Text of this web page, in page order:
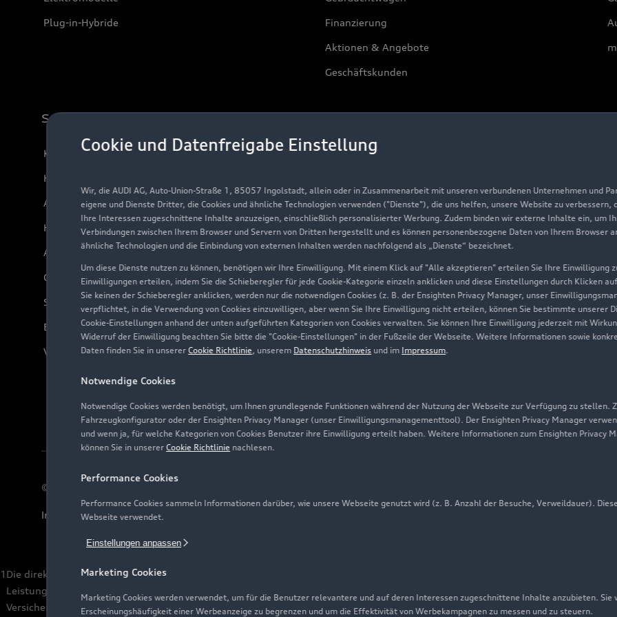
Cookie und Datenfreigabe Einstellung
Wir, die AUDI AG, Auto-Union-Straße 1, 85057 Ingolstadt, allein oder in Zusammenarbeit mit unseren verbundenen Unternehmen und
eigene und Dienste Dritter, die Cookies und ähnliche Technologien verwenden ("Dienste"), die uns helfen, unsere Website zu
Ihre Interessen zugeschnittene Inhalte anzuzeigen, einschließlich personalisierter Werbung. Zudem binden wir externe Inhalte ein, um
Verbindungen zwischen Ihrem Browser und Servern von Dritten hergestellt und es können personenbezogene Daten von Ihrem Browser
ähnliche Technologien und die Einbindung von externen Inhalten werden nachfolgend als „Dienste“ bezeichnet.
Um diese Dienste nutzen zu können, benötigen wir Ihre Einwilligung. Mit einem Klick auf "Alle akzeptieren" erteilen Sie Ihre Einwilligung
Einwilligungen erteilen, indem Sie die Schieberegler für jede Cookie-Kategorie einzeln anklicken und diese Einstellungen durch Klicken
Sie keinen der Schieberegler anklicken, werden nur die notwendigen Cookies (z. B. der Ensighten Privacy Manager, unser
verpflichtet, in die Verwendung von Cookies einzuwilligen, aber wenn Sie Ihre Einwilligung nicht erteilen, können Sie bestimmte unserer
Cookie-Einstellungen anhand der unten aufgeführten Kategorien von Cookies verwalten. Sie können Ihre Einwilligung jederzeit mit
Widerruf der Einwilligung beachten Sie bitte die "Cookie-Einstellungen" in der Fußzeile der Webseite. Weitere Informationen sowie
Daten finden Sie in unsererCookie Richtlinie, unserem Datenschutzhinweis und im Impressum.
Notwendige Cookies
Notwendige Cookies werden benötigt, um Ihnen grundlegende Funktionen während der Nutzung der Webseite zur Verfügung zu stellen.
Fahrzeugkonfigurator oder der Ensighten Privacy Manager (unser Einwilligungsmanagementtool). Der Ensighten Privacy Manager
und wenn ja, für welche Kategorien von Cookies Benutzer ihre Einwilligung erteilt haben. Weitere Informationen zum Ensighten Privacy
können Sie in unsererCookie Richtlinie nachlesen.
Performance Cookies
Performance Cookies sammeln Informationen darüber, wie unsere Webseite genutzt wird (z. B. Anzahl der Besuche, Verweildauer).
Webseite verwendet.
Einstellungen anpassen
Marketing Cookies
Marketing Cookies werden verwendet, um für die Benutzer relevantere und auf deren Interessen zugeschnittene Inhalte anzubieten. Sie
Erscheinungshäufigkeit einer Werbeanzeige zu begrenzen und um die Effektivität von Werbekampagnen zu messen und zu steuern.
Plug-in-Hybride Finanzierung
Aktionen & Angebote
Geschäftskunden
Support
Kundenservice
Händlersuche
Audi Code
Häufige Fragen (FAQ)
Audi Online Beratung
Online-Terminvereinbarung
Servicekontakt
Bordbuch & Bedienungsanleitungen
Verträge kündigen
Unternehmen
Investor Relations
Presse & Media Center
Datenschutz
Audi erleben
Newsletter
© 2026 AUDI AG. Alle Rechte vorbehalten
Impressum Rechtliches
1 Die direkten und indirekten Tochtergesellschaften der Volkswagen Financial Services AG erbringen unter dem gemeinsamen
Leistungen. Es handelt sich hierbei um Bankleistungen (durch Volkswagen Bank GmbH), Leasingleistungen (durch
Versicherung AG, Volkswagen Autoversicherung AG) sowie Mobilitätsleistungen (u. a. durch Volkswagen Leasing GmbH).